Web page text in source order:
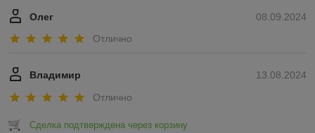
08.09.2024
Олег
Отлично
13.08.2024
Владимир
Отлично
Сделка подтверждена через корзину